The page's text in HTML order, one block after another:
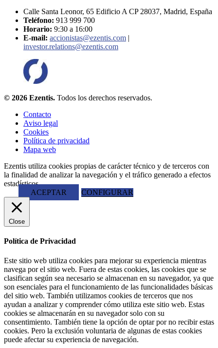
Calle Santa Leonor, 65 Edificio A CP 28037, Madrid, España
Teléfono: 913 999 700
Horario: 9:30 a 16:00
E-mail: accionistas@ezentis.com |
investor.relations@ezentis.com
© 2026 Ezentis. Todos los derechos reservados.
Contacto
Aviso legal
Cookies
Política de privacidad
Mapa web
Ezentis utiliza cookies propias de carácter técnico y de terceros con
la finalidad de analizar la navegación y el tráfico generado a efectos
estadísticos.
ACEPTAR
CONFIGURAR
Close
Política de Privacidad
Este sitio web utiliza cookies para mejorar su experiencia mientras
navega por el sitio web. Fuera de estas cookies, las cookies que se
clasifican según sea necesario se almacenan en su navegador, ya que
son esenciales para el funcionamiento de las funcionalidades básicas
del sitio web. También utilizamos cookies de terceros que nos
ayudan a analizar y comprender cómo utiliza este sitio web. Estas
cookies se almacenarán en su navegador solo con su
consentimiento. También tiene la opción de optar por no recibir estas
cookies. Pero la exclusión voluntaria de algunas de estas cookies
puede afectar su experiencia de navegación.